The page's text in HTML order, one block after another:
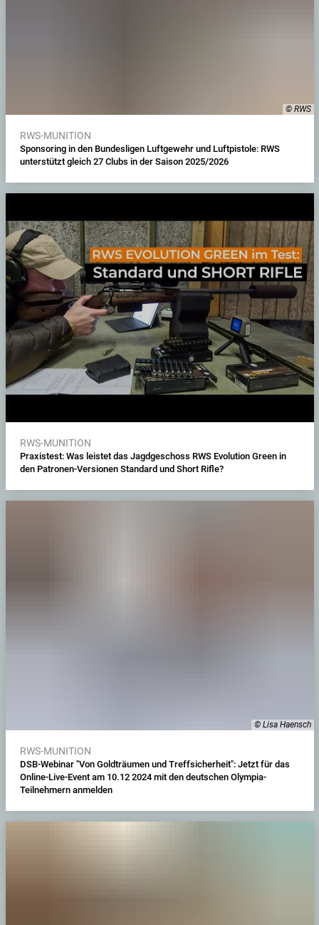
© RWS
RWS-MUNITION
Sponsoring in den Bundesligen Luftgewehr und Luftpistole: RWS
unterstützt gleich 27 Clubs in der Saison 2025/2026
RWS-MUNITION
Praxistest: Was leistet das Jagdgeschoss RWS Evolution Green in
den Patronen-Versionen Standard und Short Rifle?
© Lisa Haensch
RWS-MUNITION
DSB-Webinar "Von Goldträumen und Treffsicherheit": Jetzt für das
Online-Live-Event am 10.12 2024 mit den deutschen Olympia-
Teilnehmern anmelden